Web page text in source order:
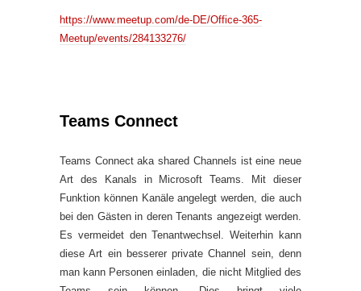
https://www.meetup.com/de-DE/Office-365-
Meetup/events/284133276/
Teams Connect
Teams Connect aka shared Channels ist eine neue
Art des Kanals in Microsoft Teams. Mit dieser
Funktion können Kanäle angelegt werden, die auch
bei den Gästen in deren Tenants angezeigt werden.
Es vermeidet den Tenantwechsel. Weiterhin kann
diese Art ein besserer private Channel sein, denn
man kann Personen einladen, die nicht Mitglied des